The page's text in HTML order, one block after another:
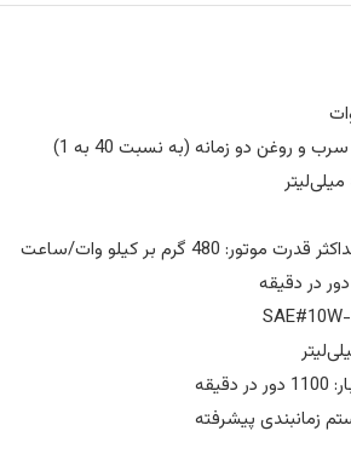
روغن دو زمانه (به نسبت 40 به 1)
گرم بر کیلو وات/ساعت